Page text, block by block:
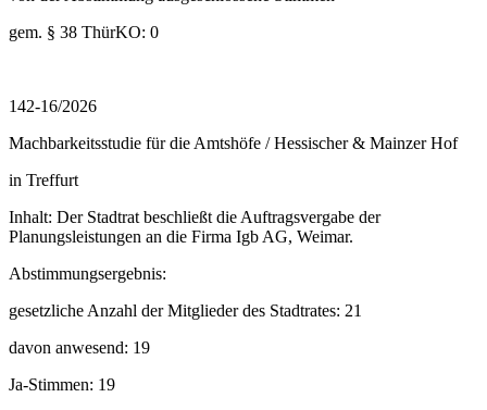
gem. § 38 ThürKO: 0
142-16/2026
Machbarkeitsstudie für die Amtshöfe / Hessischer & Mainzer Hof
in Treffurt
Inhalt: Der Stadtrat beschließt die Auftragsvergabe der
Planungsleistungen an die Firma Igb AG, Weimar.
Abstimmungsergebnis:
gesetzliche Anzahl der Mitglieder des Stadtrates: 21
davon anwesend: 19
Ja-Stimmen: 19